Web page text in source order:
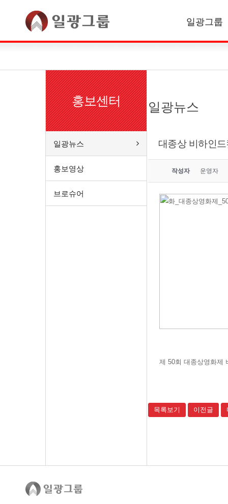
한국어 English 일광그룹
홍보센터
일광뉴스
홍보영상
브로슈어
일광뉴스
대종상 비하인
작성자 운영자
제 50회 대종상영화제
목록보기 이전글